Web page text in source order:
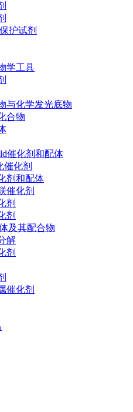
护试剂
学工具
与化学发光底物
合物
催化剂和配体
催化剂
剂和配体
催化剂
剂
剂
及其配合物
解
剂
催化剂